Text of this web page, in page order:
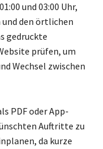
und 03:00 Uhr,
den örtlichen
gedruckte
prüfen, um
Wechsel zwischen
PDF oder App-
Auftritte zu
da kurze